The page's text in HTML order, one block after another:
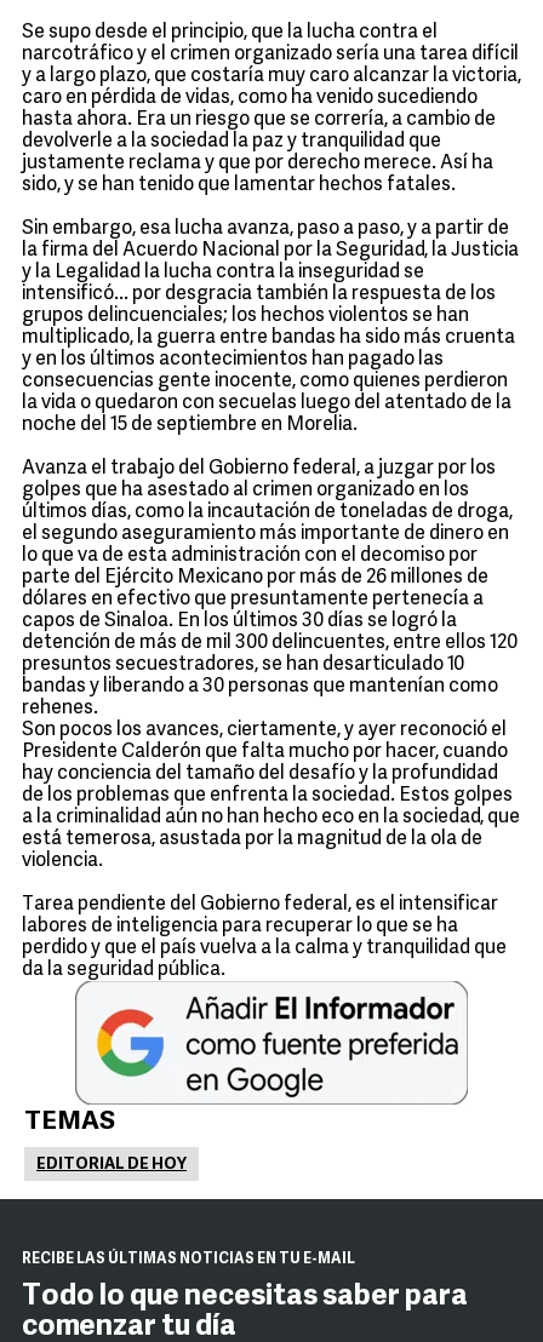
Se supo desde el principio, que la lucha contra el
narcotráfico y el crimen organizado sería una tarea difícil
y a largo plazo, que costaría muy caro alcanzar la victoria,
caro en pérdida de vidas, como ha venido sucediendo
hasta ahora. Era un riesgo que se correría, a cambio de
devolverle a la sociedad la paz y tranquilidad que
justamente reclama y que por derecho merece. Así ha
sido, y se han tenido que lamentar hechos fatales.
Sin embargo, esa lucha avanza, paso a paso, y a partir de
la firma del Acuerdo Nacional por la Seguridad, la Justicia
y la Legalidad la lucha contra la inseguridad se
intensificó... por desgracia también la respuesta de los
grupos delincuenciales; los hechos violentos se han
multiplicado, la guerra entre bandas ha sido más cruenta
y en los últimos acontecimientos han pagado las
consecuencias gente inocente, como quienes perdieron
la vida o quedaron con secuelas luego del atentado de la
noche del 15 de septiembre en Morelia.
Avanza el trabajo del Gobierno federal, a juzgar por los
golpes que ha asestado al crimen organizado en los
últimos días, como la incautación de toneladas de droga,
el segundo aseguramiento más importante de dinero en
lo que va de esta administración con el decomiso por
parte del Ejército Mexicano por más de 26 millones de
dólares en efectivo que presuntamente pertenecía a
capos de Sinaloa. En los últimos 30 días se logró la
detención de más de mil 300 delincuentes, entre ellos 120
presuntos secuestradores, se han desarticulado 10
bandas y liberando a 30 personas que mantenían como
rehenes.
Son pocos los avances, ciertamente, y ayer reconoció el
Presidente Calderón que falta mucho por hacer, cuando
hay conciencia del tamaño del desafío y la profundidad
de los problemas que enfrenta la sociedad. Estos golpes
a la criminalidad aún no han hecho eco en la sociedad, que
está temerosa, asustada por la magnitud de la ola de
violencia.
Tarea pendiente del Gobierno federal, es el intensificar
labores de inteligencia para recuperar lo que se ha
perdido y que el país vuelva a la calma y tranquilidad que
da la seguridad pública.
TEMAS
EDITORIAL DE HOY
RECIBE LAS ÚLTIMAS NOTICIAS EN TU E-MAIL
Todo lo que necesitas saber para
comenzar tu día